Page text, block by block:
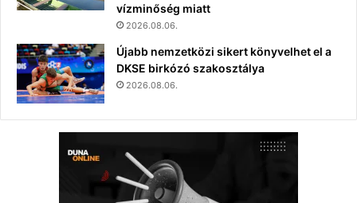
vízminőség miatt
2026.08.06.
Újabb nemzetközi sikert könyvelhet el a
DKSE birkózó szakosztálya
2026.08.06.